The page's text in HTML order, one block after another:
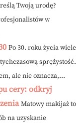
Twoją urodę?
w
Po 30. roku życia wiele
sprężystość.
ale nie oznacza,...
cery: odkryj
Matowy makijaż to
na uzyskanie